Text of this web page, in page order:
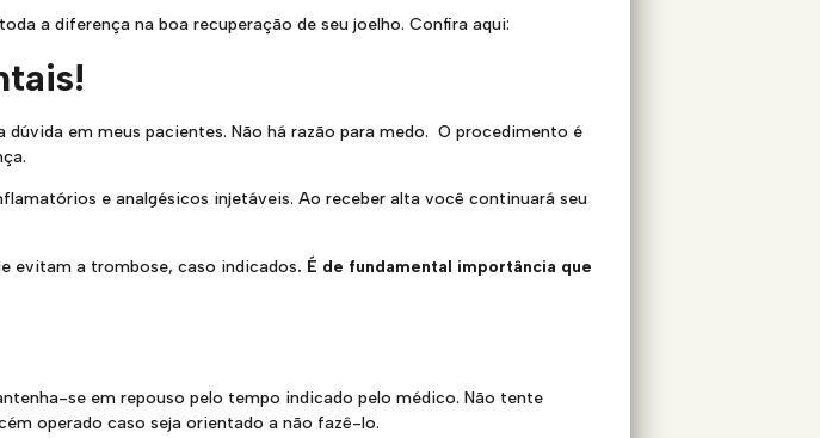
a diferença na boa recuperação de seu joelho. Confira aqui:
em meus pacientes. Não há razão para medo. O procedimento é
e analgésicos injetáveis. Ao receber alta você continuará seu
evitam a trombose, caso indicados. É de fundamental importância que
se em repouso pelo tempo indicado pelo médico. Não tente
operado caso seja orientado a não fazê-lo.